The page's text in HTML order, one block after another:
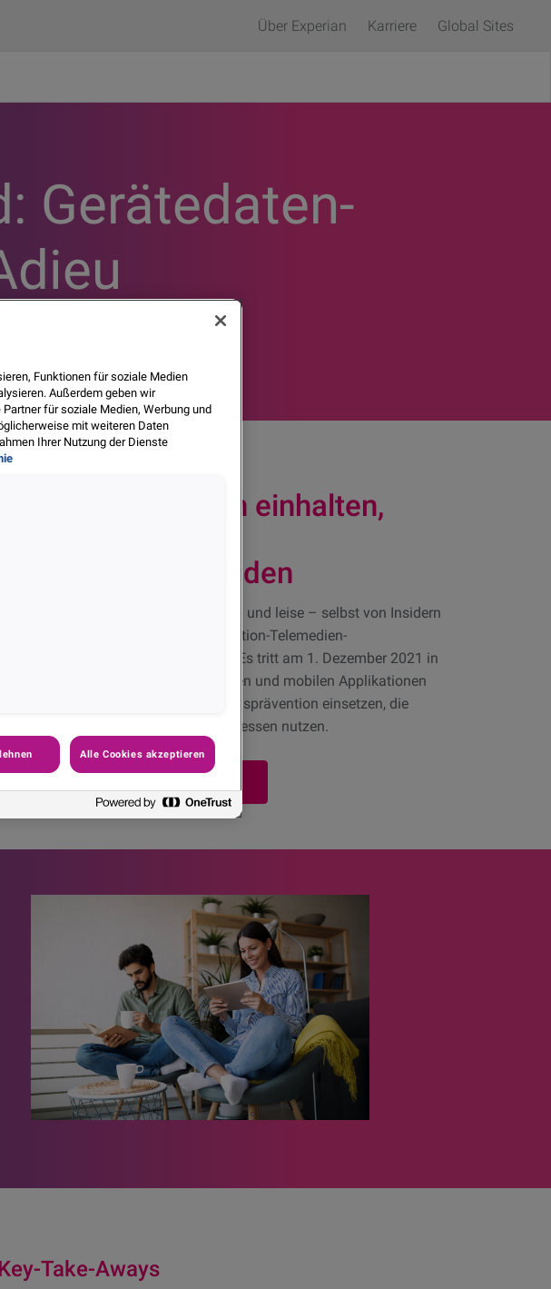
Über Experian Karriere Global Sites
Gerätedaten-
Vorgaben einhalten,
finden
Sie schon das TTDSG? Heimlich, still und leise – selbst von Insidern
– wurde das Telekommunikation-Telemedien-
(TTDSG) verabschiedet. Es tritt am 1. Dezember 2021 in
dann können Anbieter von Webseiten und mobilen Applikationen
wie gewohnt Lösungen zur Betrugsprävention einsetzen, die
(“Tracking”) oder IP-Adressen nutzen.
Take-Aways
Funktionen für soziale Medien
Außerdem geben wir
für soziale Medien, Werbung und
mit weiteren Daten
Ihrer Nutzung der Dienste
Alle Cookies akzeptieren